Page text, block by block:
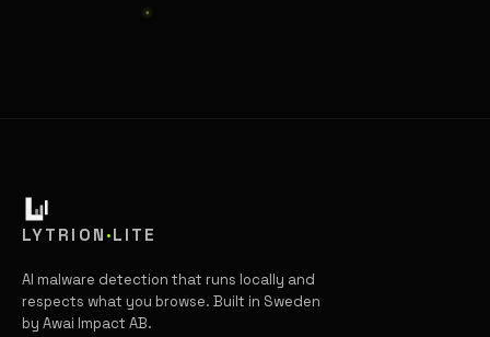
LYTRION ·LITE
AI malware detection that runs locally and
respects what you browse. Built in Sweden
by Awai Impact AB.